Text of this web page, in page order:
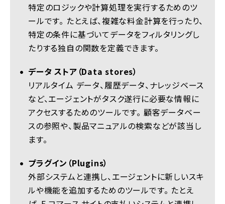
特定のロジックや計算処理を実行するためのツ
ールです。 たとえば、複雑な料金計算を行ったり、
特定の条件に基づいてデータをフィルタリングし
たりする独自の関数を定義できます。
データ ストア（Data stores）
リアルタイム データ、履歴データ、ナレッジベース
など、エージェントがタスク遂行に必要な情報に
アクセスするためのツールです。 顧客データベー
スの参照や、製品マニュアルの検索などが該当し
ます。
プラグイン（Plugins）
外部システムと連携し、エージェントに新しいスキ
ルや機能を追加するためのツールです。 たとえ